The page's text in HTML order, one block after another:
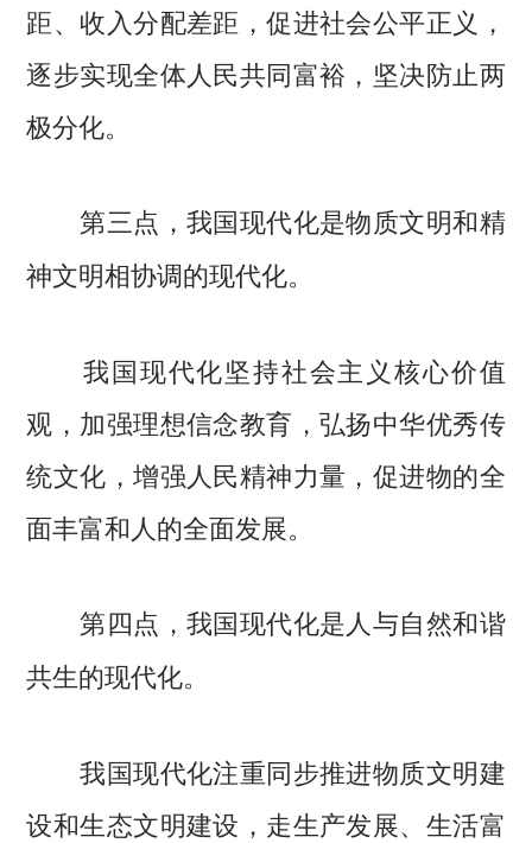
距、收入分配差距，促进社会公平正义，
逐步实现全体人民共同富裕，坚决防止两
极分化。
第三点，我国现代化是物质文明和精
神文明相协调的现代化。
我国现代化坚持社会主义核心价值
观，加强理想信念教育，弘扬中华优秀传
统文化，增强人民精神力量，促进物的全
面丰富和人的全面发展。
第四点，我国现代化是人与自然和谐
共生的现代化。
我国现代化注重同步推进物质文明建
设和生态文明建设，走生产发展、生活富